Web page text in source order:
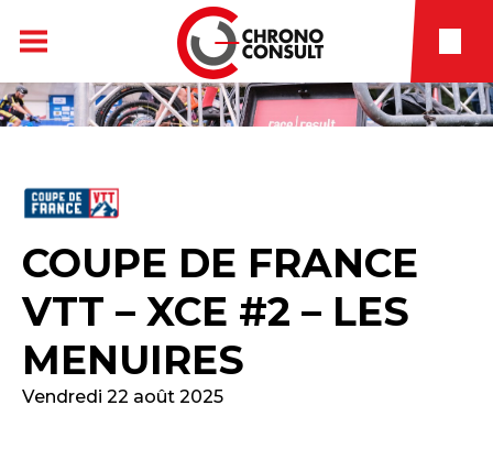
COUPE DE FRANCE
VTT – XCE #2 – LES
MENUIRES
Vendredi 22 août 2025